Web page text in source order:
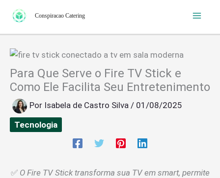
para
o
Conspiracao Catering
Para Que Serve o Fire TV Stick e
Como Ele Facilita Seu Entretenimento
Por Isabela de Castro Silva / 01/08/2025
Tecnologia
✅ O Fire TV Stick transforma sua TV em smart, permite